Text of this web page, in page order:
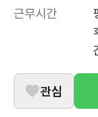
근무시간
관심